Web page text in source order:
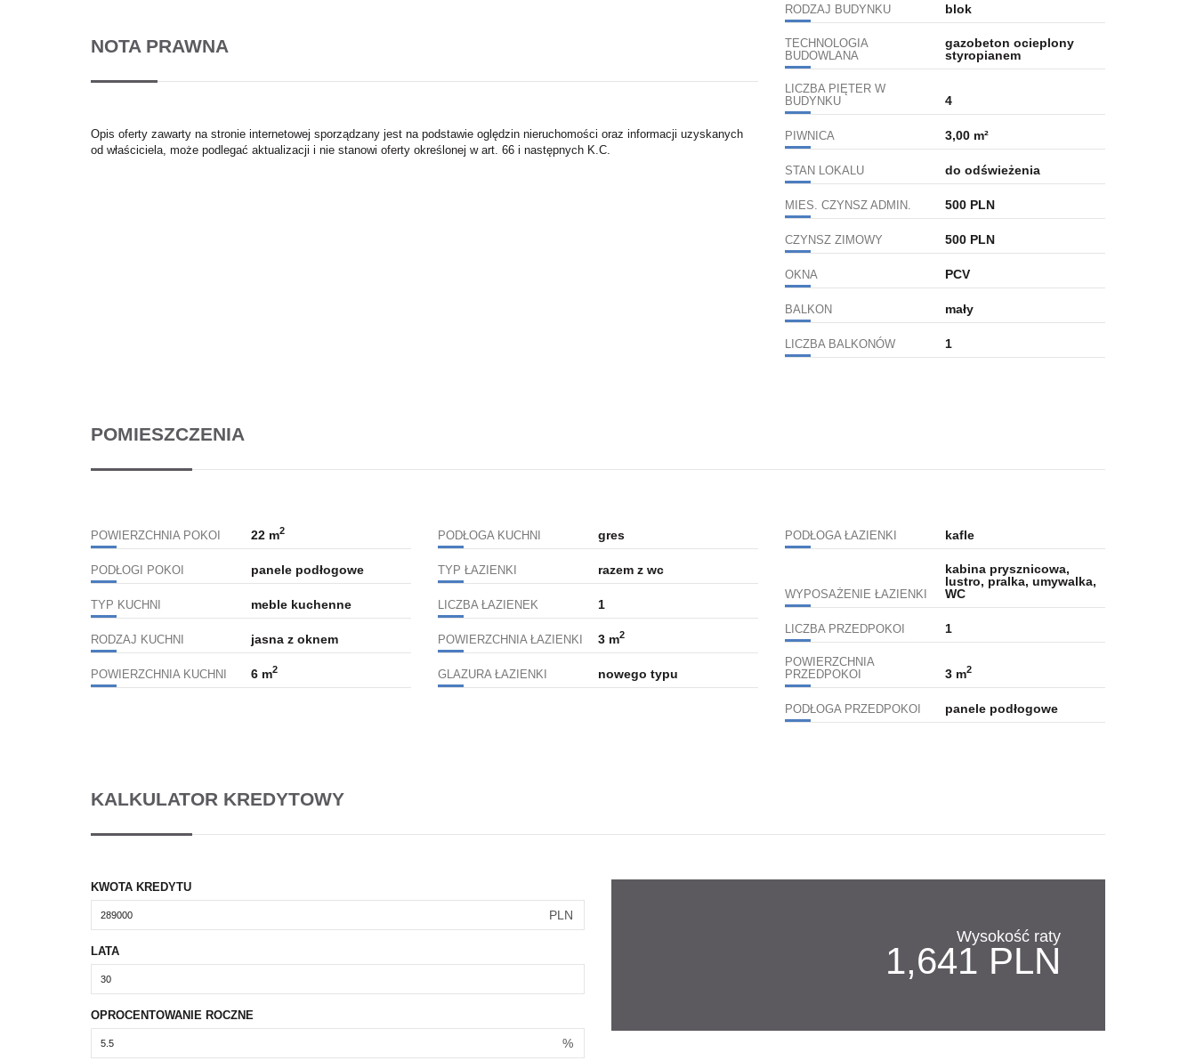
NOTA PRAWNA
Opis oferty zawarty na stronie internetowej sporządzany jest na podstawie oględzin nieruchomości oraz informacji uzyskanych
od właściciela, może podlegać aktualizacji i nie stanowi oferty określonej w art. 66 i następnych K.C.
RODZAJ BUDYNKU blok
TECHNOLOGIA
BUDOWLANA
gazobeton ocieplony
styropianem
LICZBA PIĘTER W
BUDYNKU
4
PIWNICA 3,00 m²
STAN LOKALU do odświeżenia
MIES. CZYNSZ ADMIN. 500 PLN
CZYNSZ ZIMOWY 500 PLN
OKNA PCV
BALKON mały
LICZBA BALKONÓW 1
POMIESZCZENIA
POWIERZCHNIA POKOI 22 m2
PODŁOGI POKOI panele podłogowe
TYP KUCHNI meble kuchenne
RODZAJ KUCHNI jasna z oknem
POWIERZCHNIA KUCHNI 6 m2
PODŁOGA KUCHNI gres
TYP ŁAZIENKI razem z wc
LICZBA ŁAZIENEK 1
POWIERZCHNIA ŁAZIENKI 3 m2
GLAZURA ŁAZIENKI nowego typu
PODŁOGA ŁAZIENKI kafle
WYPOSAŻENIE ŁAZIENKI
kabina prysznicowa,
lustro, pralka, umywalka,
WC
LICZBA PRZEDPOKOI 1
POWIERZCHNIA
PRZEDPOKOI
3 m2
PODŁOGA PRZEDPOKOI panele podłogowe
KALKULATOR KREDYTOWY
KWOTA KREDYTU
PLN
LATA
OPROCENTOWANIE ROCZNE
%
Wysokość raty
1,641 PLN